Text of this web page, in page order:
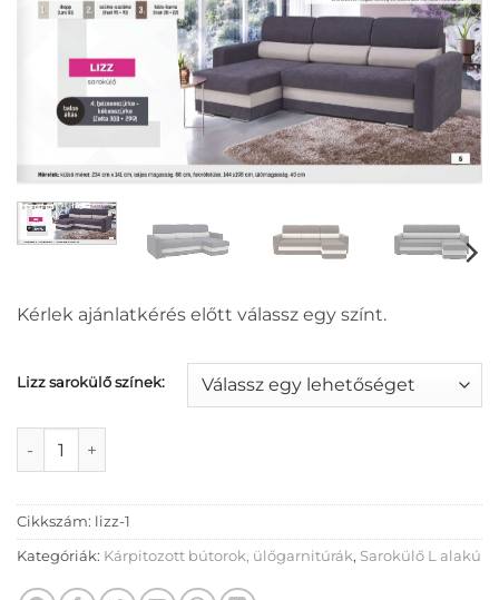
Kérlek ajánlatkérés előtt válassz egy színt.
Lizz sarokülő színek:
Lizz sarokülő mennyiség
Cikkszám: lizz-1
Kategóriák: Kárpitozott bútorok, ülőgarnitúrák, Sarokülő L alakú